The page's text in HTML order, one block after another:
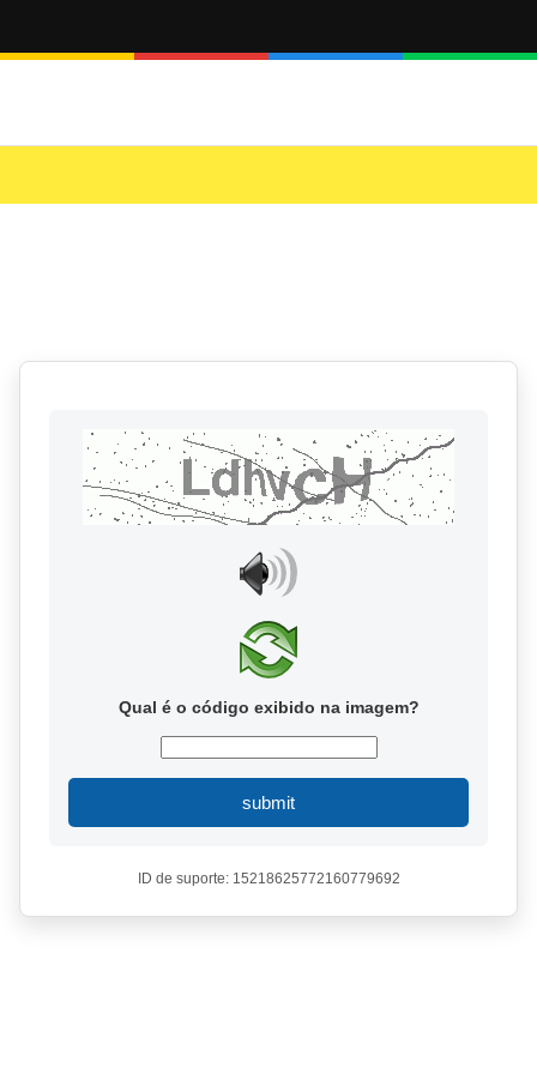
Qual é o código exibido na imagem?
submit
ID de suporte: 15218625772160779692